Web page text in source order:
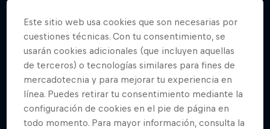
Este sitio web usa cookies que son necesarias por
cuestiones técnicas. Con tu consentimiento, se
usarán cookies adicionales (que incluyen aquellas
de terceros) o tecnologías similares para fines de
mercadotecnia y para mejorar tu experiencia en
línea. Puedes retirar tu consentimiento mediante la
configuración de cookies en el pie de página en
todo momento. Para mayor información, consulta la